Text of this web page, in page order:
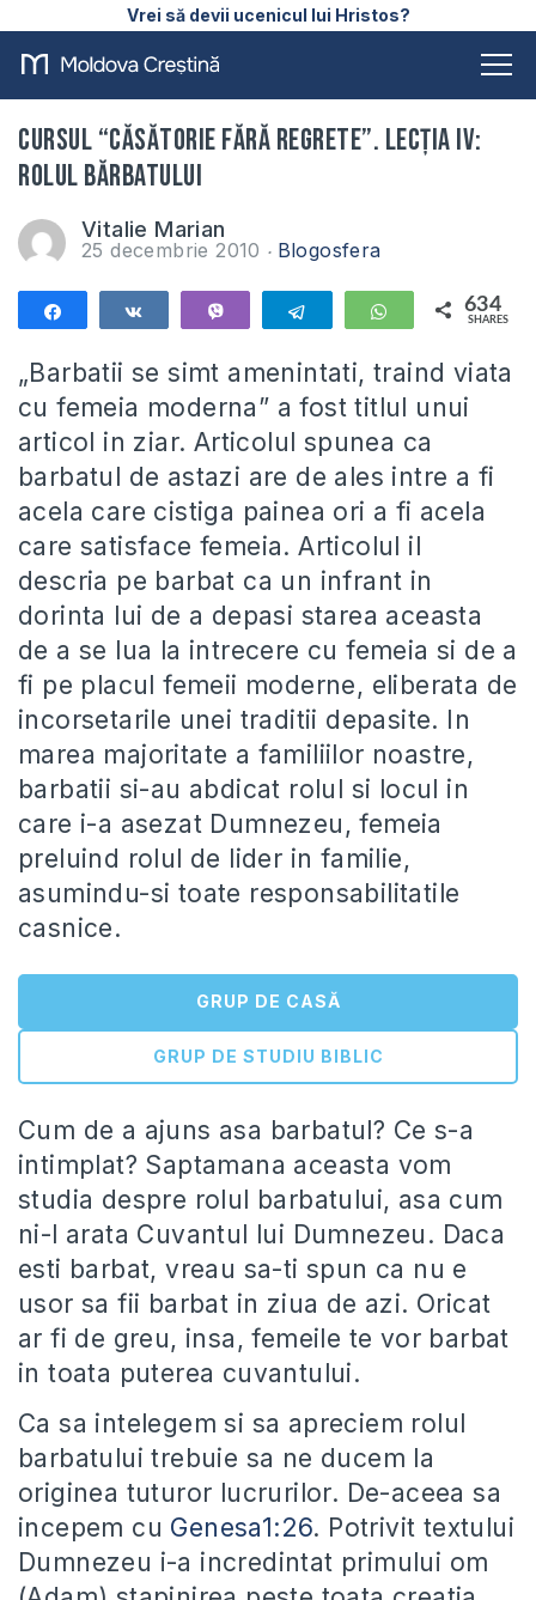
Vrei să devii ucenicul lui Hristos?
Cursul “Căsătorie fără regrete”. Lecţia IV:
Rolul bărbatului
Vitalie Marian
25 decembrie 2010 Blogosfera
Telegram WhatsApp
634
SHARES
„Barbatii se simt amenintati, traind viata
cu femeia moderna” a fost titlul unui
articol in ziar. Articolul spunea ca
barbatul de astazi are de ales intre a fi
acela care cistiga painea ori a fi acela
care satisface femeia. Articolul il
descria pe barbat ca un infrant in
dorinta lui de a depasi starea aceasta
de a se lua la intrecere cu femeia si de a
fi pe placul femeii moderne, eliberata de
incorsetarile unei traditii depasite. In
marea majoritate a familiilor noastre,
barbatii si-au abdicat rolul si locul in
care i-a asezat Dumnezeu, femeia
preluind rolul de lider in familie,
asumindu-si toate responsabilitatile
casnice.
GRUP DE CASĂ
GRUP DE STUDIU BIBLIC
Cum de a ajuns asa barbatul? Ce s-a
intimplat? Saptamana aceasta vom
studia despre rolul barbatului, asa cum
ni-l arata Cuvantul lui Dumnezeu. Daca
esti barbat, vreau sa-ti spun ca nu e
usor sa fii barbat in ziua de azi. Oricat
ar fi de greu, insa, femeile te vor barbat
in toata puterea cuvantului.
Ca sa intelegem si sa apreciem rolul
barbatului trebuie sa ne ducem la
originea tuturor lucrurilor. De-aceea sa
incepem cu Genesa1:26. Potrivit textului
Dumnezeu i-a incredintat primului om